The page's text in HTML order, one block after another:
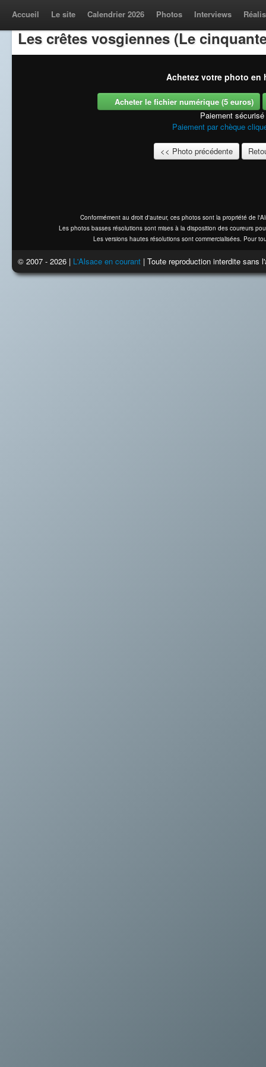
Accueil Le site Calendrier 2026 Photos Interviews
Les crêtes vosgiennes (Le
Achetez votre photo en
Acheter le fichier numérique (5 euros)
Paiement
Paiement par chèque
<< Photo précédente
Conformément au droit d'auteur, ces photos sont la propriété de
Les photos basses résolutions sont mises à la disposition des coureurs
Les versions hautes résolutions sont commercialisées. Pour
© 2007 - 2026 | L'Alsace en courant | Toute reproduction interdite sans